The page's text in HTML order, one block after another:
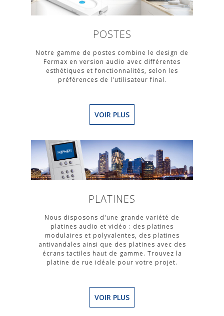
POSTES
Notre gamme de postes combine le design de
Fermax en version audio avec différentes
esthétiques et fonctionnalités, selon les
préférences de l'utilisateur final.
VOIR PLUS
PLATINES
Nous disposons d'une grande variété de
platines audio et vidéo : des platines
modulaires et polyvalentes, des platines
antivandales ainsi que des platines avec des
écrans tactiles haut de gamme. Trouvez la
platine de rue idéale pour votre projet.
VOIR PLUS